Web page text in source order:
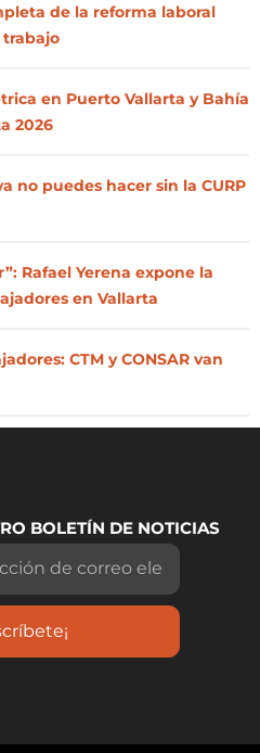
de la reforma laboral
en Puerto Vallarta y Bahía
2026
no puedes hacer sin la CURP
Rafael Yerena expone la
en Vallarta
CTM y CONSAR van
BOLETÍN DE NOTICIAS